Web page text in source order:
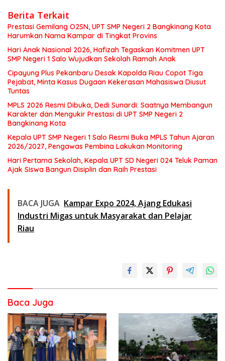
Berita Terkait
Prestasi Gemilang O2SN, UPT SMP Negeri 2 Bangkinang Kota
Harumkan Nama Kampar di Tingkat Provins
Hari Anak Nasional 2026, Hafizah Tegaskan Komitmen UPT
SMP Negeri 1 Salo Wujudkan Sekolah Ramah Anak
Cipayung Plus Pekanbaru Desak Kapolda Riau Copot Tiga
Pejabat, Minta Kasus Dugaan Kekerasan Mahasiswa Diusut
Tuntas
MPLS 2026 Resmi Dibuka, Dedi Sunardi: Saatnya Membangun
Karakter dan Mengukir Prestasi di UPT SMP Negeri 2
Bangkinang Kota
Kepala UPT SMP Negeri 1 Salo Resmi Buka MPLS Tahun Ajaran
2026/2027, Pengawas Pembina Lakukan Monitoring
Hari Pertama Sekolah, Kepala UPT SD Negeri 024 Teluk Paman
Ajak Siswa Bangun Disiplin dan Raih Prestasi
BACA JUGA Kampar Expo 2024, Ajang Edukasi
Industri Migas untuk Masyarakat dan Pelajar
Riau
Baca Juga